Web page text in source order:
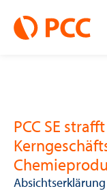
PCC SE